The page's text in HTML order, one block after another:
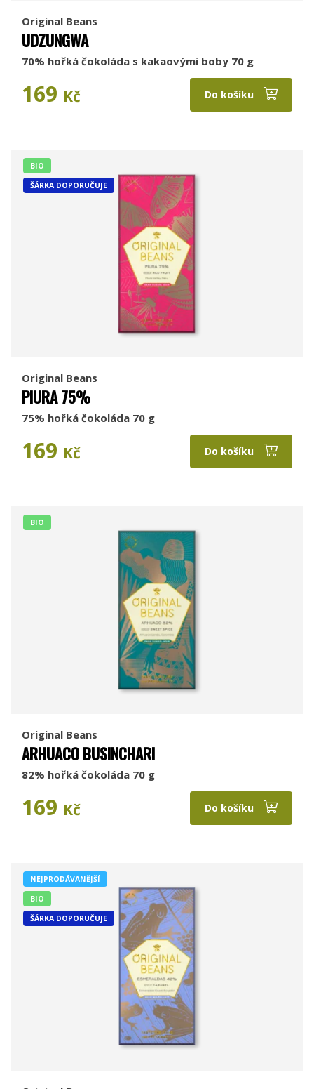
Original Beans
UDZUNGWA
70% hořká čokoláda s kakaovými boby 70 g
169 Kč Do košíku
BIO
ŠÁRKA DOPORUČUJE
Original Beans
PIURA 75%
75% hořká čokoláda 70 g
169 Kč Do košíku
BIO
Original Beans
ARHUACO BUSINCHARI
82% hořká čokoláda 70 g
169 Kč Do košíku
NEJPRODÁVANĚJŠÍ
BIO
ŠÁRKA DOPORUČUJE